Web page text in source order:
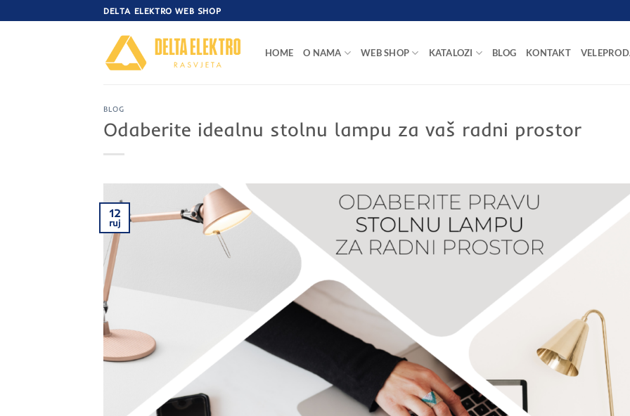
to
DELTA ELEKTRO WEB SHOP
HOME O NAMA WEB SHOP KATALOZI BLOG KONTAKT
BLOG
Odaberite idealnu stolnu lampu za vaš radni prostor
12
ruj